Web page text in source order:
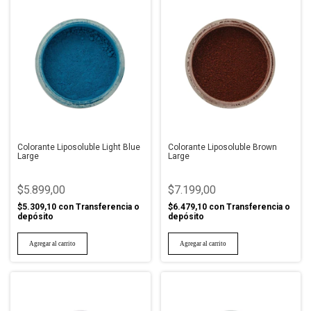
Colorante Liposoluble Light Blue
Large
$5.899,00
$5.309,10 con Transferencia o
depósito
Colorante Liposoluble Brown
Large
$7.199,00
$6.479,10 con Transferencia o
depósito